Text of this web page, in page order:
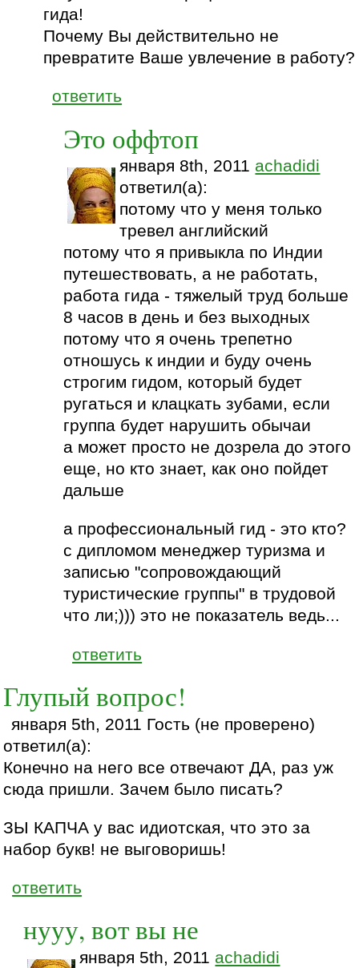
гида!
Почему Вы действительно не
превратите Ваше увлечение в работу?
ответить
Это оффтоп
января 8th, 2011 achadidi
ответил(а):
потому что у меня только
тревел английский
потому что я привыкла по Индии
путешествовать, а не работать,
работа гида - тяжелый труд больше
8 часов в день и без выходных
потому что я очень трепетно
отношусь к индии и буду очень
строгим гидом, который будет
ругаться и клацкать зубами, если
группа будет нарушить обычаи
а может просто не дозрела до этого
еще, но кто знает, как оно пойдет
дальше
а профессиональный гид - это кто?
с дипломом менеджер туризма и
записью "сопровождающий
туристические группы" в трудовой
что ли;))) это не показатель ведь...
ответить
Глупый вопрос!
января 5th, 2011 Гость (не проверено)
ответил(а):
Конечно на него все отвечают ДА, раз уж
сюда пришли. Зачем было писать?
ЗЫ КАПЧА у вас идиотская, что это за
набор букв! не выговоришь!
ответить
нууу, вот вы не
января 5th, 2011 achadidi